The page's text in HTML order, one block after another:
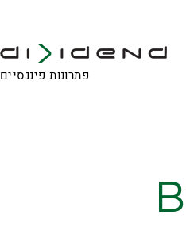
פתרונות פיננסיים